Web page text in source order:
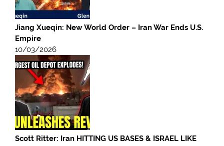
Jiang Xueqin: New World Order – Iran War Ends U.S.
Empire
10/03/2026
Scott Ritter: Iran HITTING US BASES & ISRAEL LIKE